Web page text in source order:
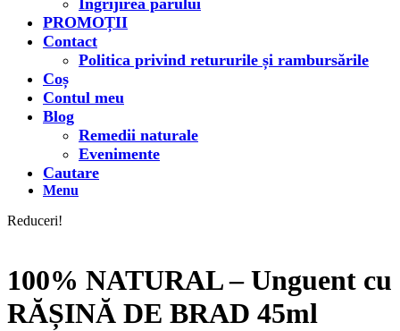
Îngrijirea părului
PROMOȚII
Contact
Politica privind retururile și rambursările
Coș
Contul meu
Blog
Remedii naturale
Evenimente
Cautare
Menu
Reduceri!
100% NATURAL – Unguent cu
RĂȘINĂ DE BRAD 45ml